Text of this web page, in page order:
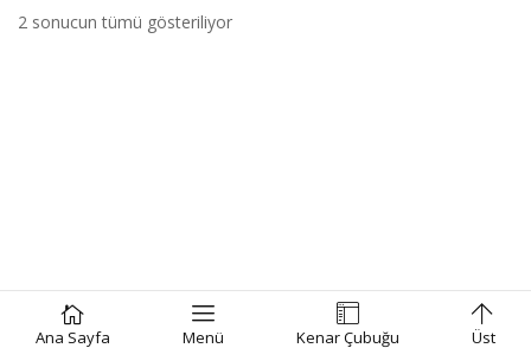
Ana Sayfa Menü Kenar Çubuğu Üst
₺72,00.
2 sonucun tümü gösteriliyor